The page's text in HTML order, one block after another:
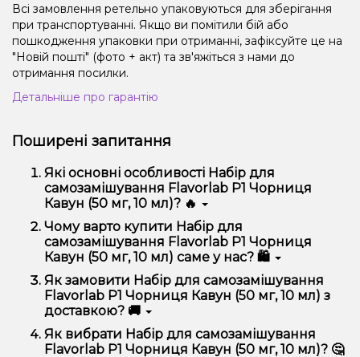
Всі замовлення ретельно упаковуються для зберігання
при транспортуванні. Якщо ви помітили бій або
пошкодження упаковки при отриманні, зафіксуйте це на
"Новій пошті" (фото + акт) та зв'яжіться з нами до
отримання посилки.
Детальніше про гарантію
Поширені запитання
Які основні особливості Набір для
самозамішування Flavorlab Р1 Чорниця
Кавун (50 мг, 10 мл)? 🔥
Набір для самозамішування Flavorlab Р1 Чорниця
Кавун (50 мг, 10 мл) відрізняється високою якістю,
зручністю використання та надійністю.
Чому варто купити Набір для
самозамішування Flavorlab Р1 Чорниця
Кавун (50 мг, 10 мл) саме у нас? 🛍️
Ми пропонуємо тільки оригінальну продукцію,
широкий асортимент, вигідні ціни та швидку
доставку. Крім того, у нас регулярні акції та знижки
для клієнтів!
Як замовити Набір для самозамішування
Flavorlab Р1 Чорниця Кавун (50 мг, 10 мл) з
доставкою? 🚚
Оформити замовлення можна в кілька кліків:
Додайте Набір для самозамішування Flavorlab
Як вибрати Набір для самозамішування
Flavorlab Р1 Чорниця Кавун (50 мг, 10 мл)? 🤔